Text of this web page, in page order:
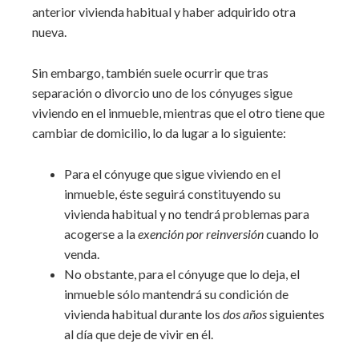
anterior vivienda habitual y haber adquirido otra
nueva.
Sin embargo, también suele ocurrir que tras
separación o divorcio uno de los cónyuges sigue
viviendo en el inmueble, mientras que el otro tiene que
cambiar de domicilio, lo da lugar a lo siguiente:
Para el cónyuge que sigue viviendo en el
inmueble, éste seguirá constituyendo su
vivienda habitual y no tendrá problemas para
acogerse a laexención por reinversióncuando lo
venda.
No obstante, para el cónyuge que lo deja, el
inmueble sólo mantendrá su condición de
vivienda habitual durante los dos añossiguientes
al día que deje de vivir en él.